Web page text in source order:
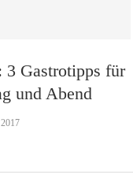
3 Gastrotipps für
und Abend